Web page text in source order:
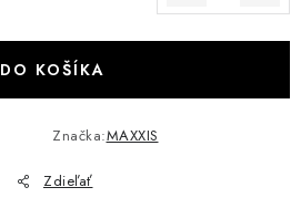
660/700
DO KOŠÍKA
Značka:MAXXIS
Zdieľať